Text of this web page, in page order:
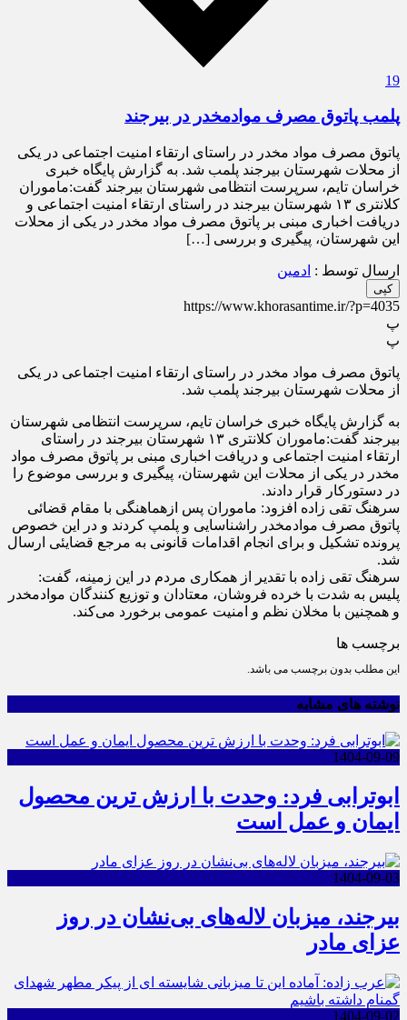
19
پلمب پاتوق مصرف موادمخدر در بیرجند
پاتوق مصرف مواد مخدر در راستای ارتقاء امنیت اجتماعی در یکی
از محلات شهرستان بیرجند پلمب شد. به گزارش پایگاه خبری
خراسان تایم، سرپرست انتظامی شهرستان بیرجند گفت:ماموران
کلانتری ۱۳ شهرستان بیرجند در راستای ارتقاء امنیت اجتماعی و
دریافت اخباری مبنی بر پاتوق مصرف مواد مخدر در یکی از محلات
این شهرستان، پیگیری و بررسی […]
ارسال توسط : ادمین
کپی
https://www.khorasantime.ir/?p=4035
پ
پ
پاتوق مصرف مواد مخدر در راستای ارتقاء امنیت اجتماعی در یکی
از محلات شهرستان بیرجند پلمب شد.
به گزارش پایگاه خبری خراسان تایم، سرپرست انتظامی شهرستان
بیرجند گفت:ماموران کلانتری ۱۳ شهرستان بیرجند در راستای
ارتقاء امنیت اجتماعی و دریافت اخباری مبنی بر پاتوق مصرف مواد
مخدر در یکی از محلات این شهرستان، پیگیری و بررسی موضوع را
در دستورکار قرار دادند.
سرهنگ تقی زاده افزود: ماموران پس ازهماهنگی با مقام قضائی
پاتوق مصرف موادمخدر راشناسایی و پلمپ کردند و در این خصوص
پرونده تشکیل و برای انجام اقدامات قانونی به مرجع قضایئی ارسال
شد.
سرهنگ تقی زاده با تقدیر از همکاری مردم در این زمینه، گفت:
پلیس به شدت با خرده فروشان، معتادان و توزیع کنندگان موادمخدر
و همچنین با مخلان نظم و امنیت عمومی برخورد می‌کند.
برچسب ها
این مطلب بدون برچسب می باشد.
نوشته های مشابه
1404-09-09
ابوترابی فرد: وحدت با ارزش ترین محصول
ایمان و عمل است
1404-09-03
بیرجند، میزبان لاله‌های بی‌نشان در روز
عزای مادر
1404-09-02